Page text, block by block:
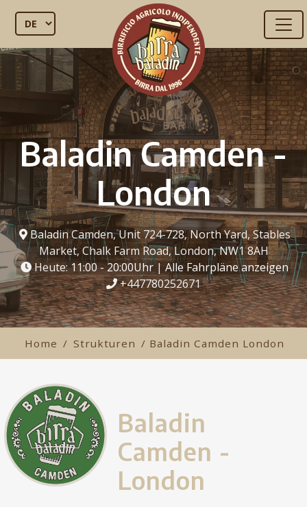
Baladin Camden -
London
Baladin Camden, Unit 724-728, North Yard, Stables
Market, Chalk Farm Road, London, NW1 8AH
Heute:11:00 - 20:00Uhr| Alle Fahrpläne anzeigen
+447780252671
Home / Strukturen / Baladin Camden London
Baladin
Camden -
London